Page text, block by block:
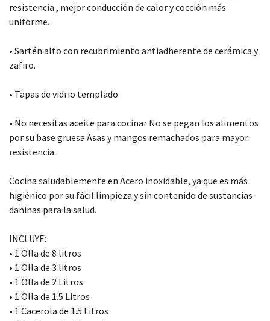
resistencia , mejor conducción de calor y cocción más
uniforme.
• Sartén alto con recubrimiento antiadherente de cerámica y
zafiro.
• Tapas de vidrio templado
• No necesitas aceite para cocinar No se pegan los alimentos
por su base gruesa Asas y mangos remachados para mayor
resistencia.
Cocina saludablemente en Acero inoxidable, ya que es más
higiénico por su fácil limpieza y sin contenido de sustancias
dañinas para la salud.
INCLUYE:
• 1 Olla de 8 litros
• 1 Olla de 3 litros
• 1 Olla de 2 Litros
• 1 Olla de 1.5 Litros
• 1 Cacerola de 1.5 Litros